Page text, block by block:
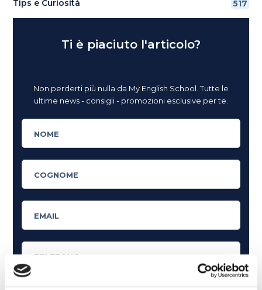
Tips e Curiosità 517
Ti è piaciuto l'articolo?
Non perderti più nulla da My English School. Tutte le
ultime news - consigli - promozioni esclusive per te.